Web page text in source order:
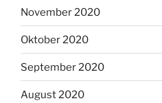
November 2020
Oktober 2020
September 2020
August 2020